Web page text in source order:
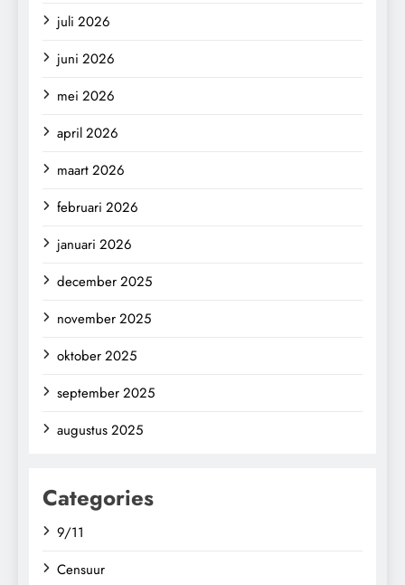
juli 2026
juni 2026
mei 2026
april 2026
maart 2026
februari 2026
januari 2026
december 2025
november 2025
oktober 2025
september 2025
augustus 2025
Categories
9/11
Censuur